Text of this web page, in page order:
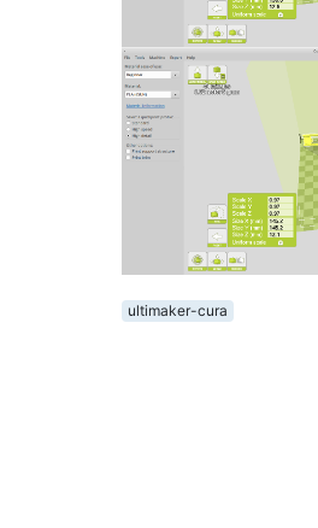
ultimaker-cura